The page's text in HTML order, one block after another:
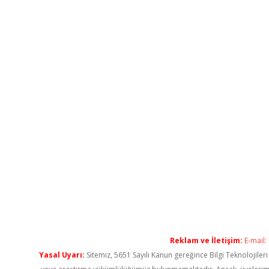
Reklam ve İletişim: E-mail:
Yasal Uyarı: Sitemiz, 5651 Sayılı Kanun gereğince Bilgi